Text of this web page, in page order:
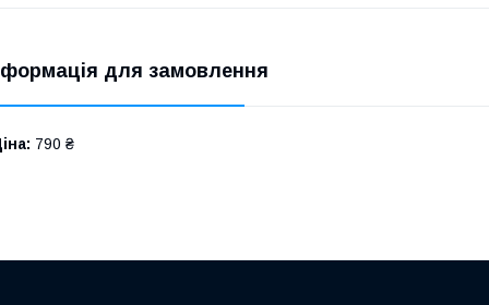
для замовлення
790 ₴